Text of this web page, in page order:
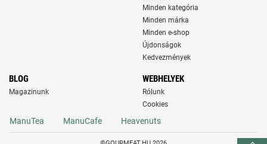
Minden kategória
Minden márka
Minden e-shop
Újdonságok
Kedvezmények
BLOG
Magazinunk
WEBHELYEK
Rólunk
Cookies
ManuTea ManuCafe Heavenuts